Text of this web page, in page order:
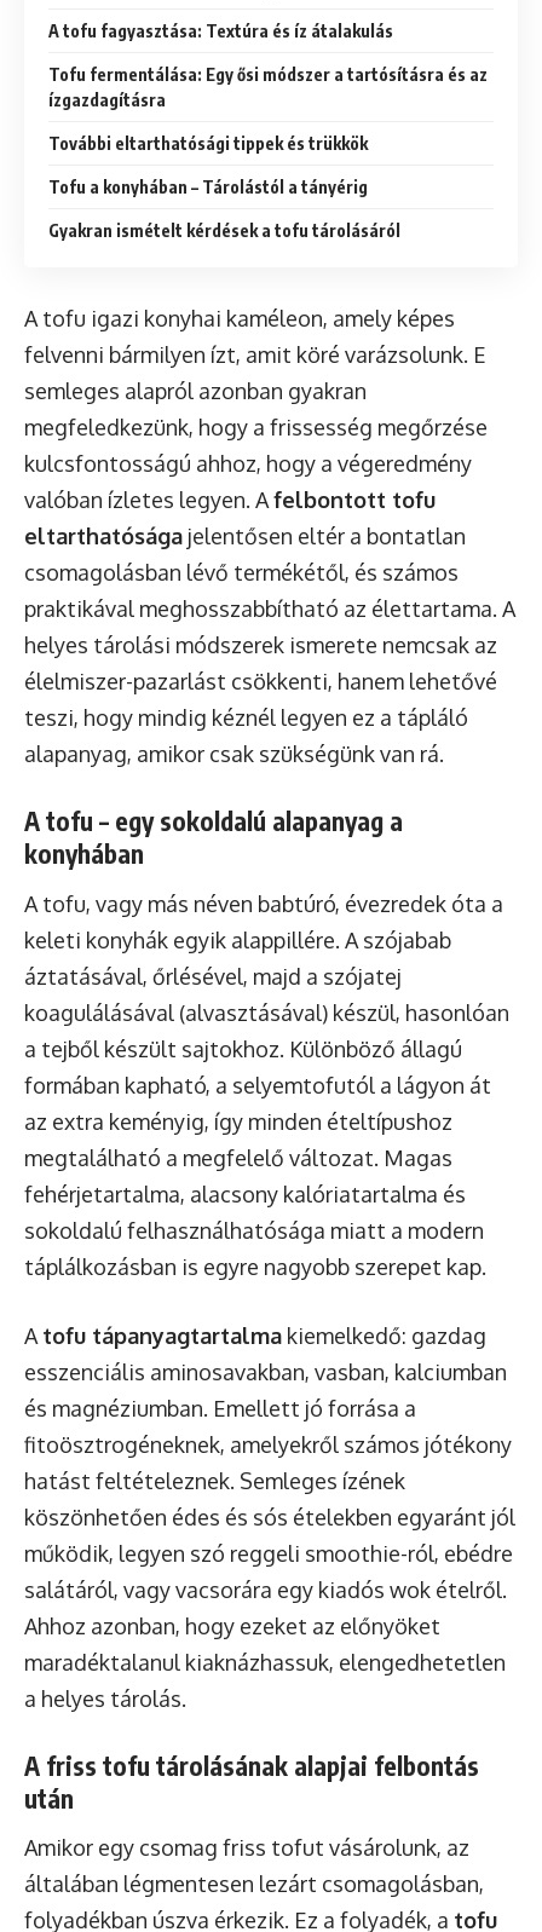
A tofu fagyasztása: Textúra és íz átalakulás
Tofu fermentálása: Egy ősi módszer a tartósításra és az
ízgazdagításra
További eltarthatósági tippek és trükkök
Tofu a konyhában – Tárolástól a tányérig
Gyakran ismételt kérdések a tofu tárolásáról
A tofu igazi konyhai kaméleon, amely képes
felvenni bármilyen ízt, amit köré varázsolunk. E
semleges alapról azonban gyakran
megfeledkezünk, hogy a frissesség megőrzése
kulcsfontosságú ahhoz, hogy a végeredmény
valóban ízletes legyen. Afelbontott tofu
eltarthatósága jelentősen eltér a bontatlan
csomagolásban lévő termékétől, és számos
praktikával meghosszabbítható az élettartama. A
helyes tárolási módszerek ismerete nemcsak az
élelmiszer-pazarlást csökkenti, hanem lehetővé
teszi, hogy mindig kéznél legyen ez a tápláló
alapanyag, amikor csak szükségünk van rá.
A tofu – egy sokoldalú alapanyag a
konyhában
A tofu, vagy más néven babtúró, évezredek óta a
keleti konyhák egyik alappillére. A szójabab
áztatásával, őrlésével, majd a szójatej
koagulálásával (alvasztásával) készül, hasonlóan
a tejből készült sajtokhoz. Különböző állagú
formában kapható, a selyemtofutól a lágyon át
az extra keményig, így minden ételtípushoz
megtalálható a megfelelő változat. Magas
fehérjetartalma, alacsony kalóriatartalma és
sokoldalú felhasználhatósága miatt a modern
táplálkozásban is egyre nagyobb szerepet kap.
A tofu tápanyagtartalma kiemelkedő: gazdag
esszenciális aminosavakban, vasban, kalciumban
és magnéziumban. Emellett jó forrása a
fitoösztrogéneknek, amelyekről számos jótékony
hatást feltételeznek. Semleges ízének
köszönhetően édes és sós ételekben egyaránt jól
működik, legyen szó reggeli smoothie-ról, ebédre
salátáról, vagy vacsorára egy kiadós wok ételről.
Ahhoz azonban, hogy ezeket az előnyöket
maradéktalanul kiaknázhassuk, elengedhetetlen
a helyes tárolás.
A friss tofu tárolásának alapjai felbontás
után
Amikor egy csomag friss tofut vásárolunk, az
általában légmentesen lezárt csomagolásban,
folyadékban úszva érkezik. Ez a folyadék, a tofu